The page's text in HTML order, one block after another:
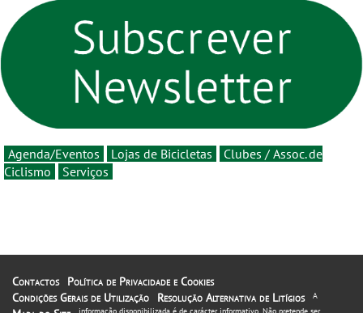
um novo ciclo da prova
rumo ao centenário - Volta
a Portugal em Bicicleta
estará na estrada entre 5 e
16 de agosto
Agenda/Eventos Lojas de Bicicletas
Clubes / Assoc. de
Ciclismo
Serviços
Contactos
Política de Privacidade e Cookies
Condições Gerais de Utilização
Resolução Alternativa de Litígios
A